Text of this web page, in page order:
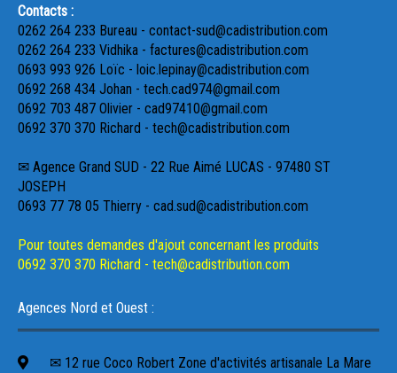
Contacts :
0262 264 233 Bureau - contact-sud@cadistribution.com
0262 264 233 Vidhika - factures@cadistribution.com
0693 993 926 Loïc - loic.lepinay@cadistribution.com
0692 268 434 Johan - tech.cad974@gmail.com
0692 703 487 Olivier - cad97410@gmail.com
0692 370 370 Richard - tech@cadistribution.com
✉ Agence Grand SUD - 22 Rue Aimé LUCAS - 97480 ST
JOSEPH
0693 77 78 05 Thierry - cad.sud@cadistribution.com
Pour toutes demandes d'ajout concernant les produits
0692 370 370 Richard - tech@cadistribution.com
Agences Nord et Ouest :
✉ 12 rue Coco Robert Zone d'activités artisanale La Mare